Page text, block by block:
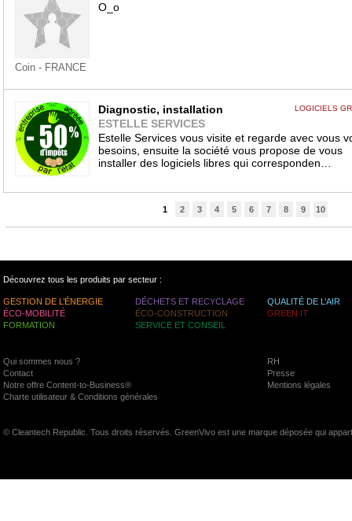
O_o
Coin - FRANCE
LOGICIELS
Diagnostic, installation
ESTELLE SERVICES
Estelle Services vous visite et regarde avec vous
besoins, ensuite la société vous propose de vous
installer des logiciels libres qui corresponden…
1 2 3 4 5 6 7 8 9 10
Découvrez tous les produits par secteur :
GESTION DE L’ÉNERGIE DÉCHETS ET RECYCLAGE
QUALITÉ DE L’AIR
ÉCO-MOBILITÉ
ÉCO-CONSTRUCTION
GREEN IT
FORMATION
SERVICE ET CONSEIL
Qui sommes nous ?
RH
Contact
Presse
Notre offre Content-to-Business®
Mentions légales
Charte utilisateur & Conditions générales
© Cleantech Republic. Tous droits réservés. GreenVivo est une marque déposée qui